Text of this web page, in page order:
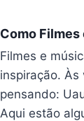
Como Filmes
Filmes e
inspiração.
pensando:
Aqui estão